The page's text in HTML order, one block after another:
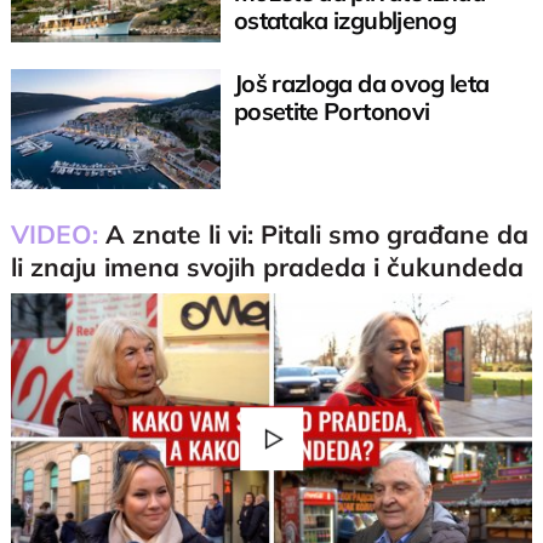
ostataka izgubljenog
Još razloga da ovog leta
posetite Portonovi
VIDEO:A znate li vi: Pitali smo građane da
li znaju imena svojih pradeda i čukundeda
Play
Video